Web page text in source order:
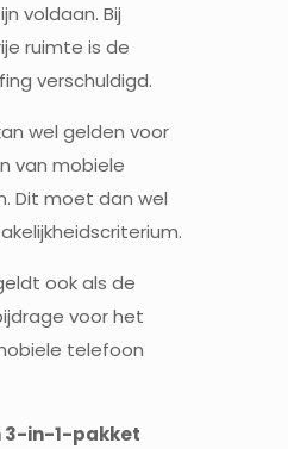
voldaan. Bij
ruimte is de
verschuldigd.
wel gelden voor
van mobiele
Dit moet dan wel
ook als de
voor het
telefoon
3-in-1-pakket